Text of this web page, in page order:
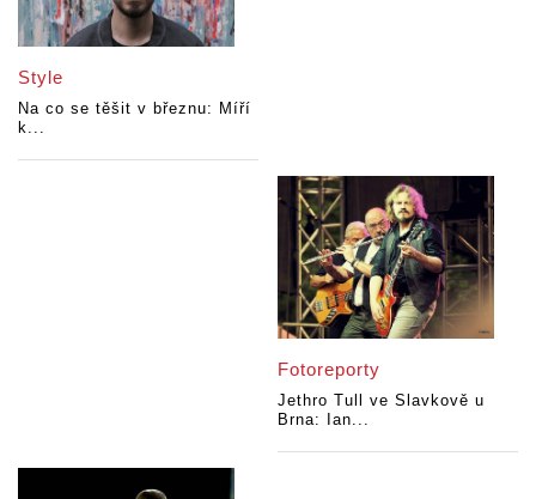
Style
Na co se těšit v březnu: Míří
k...
Fotoreporty
Jethro Tull ve Slavkově u
Brna: Ian...